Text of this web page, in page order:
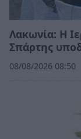
Λακωνία: Η
Σπάρτης
08/08/2026 08:50